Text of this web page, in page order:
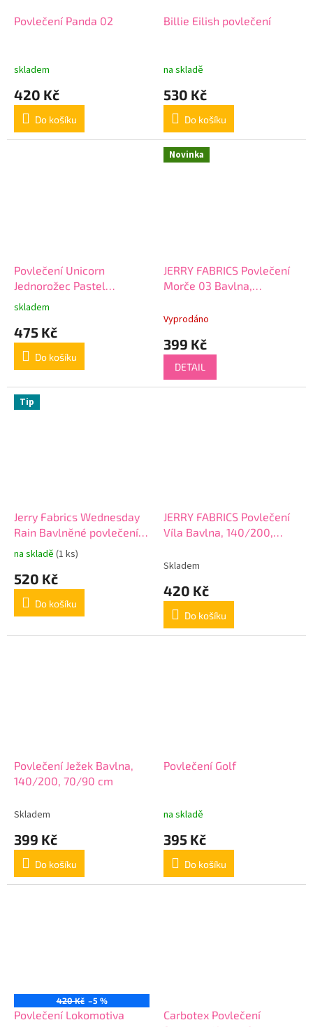
Povlečení Panda 02
skladem
420 Kč
Do košíku
Billie Eilish povlečení
na skladě
530 Kč
Do košíku
Povlečení Unicorn
Jednorožec Pastel
Rainbow
Průměrné
produktu
5,0
5
hvězdiček.
skladem
475 Kč
Do košíku
Novinka
JERRY FABRICS Povlečení
Morče 03 Bavlna,
Vyprodáno
399 Kč
DETAIL
Tip
Jerry Fabrics Wednesday
Rain Bavlněné povlečení
140x200 + 70x90 cm
Průměrné
produktu
5,0
5
na skladě (1 ks)
520 Kč
Do košíku
JERRY FABRICS Povlečení
Víla Bavlna, 140/200,
Skladem
420 Kč
Do košíku
Povlečení Ježek Bavlna,
140/200, 70/90 cm
Skladem
399 Kč
Do košíku
Povlečení Golf
na skladě
395 Kč
Do košíku
420 Kč –5 %
Povlečení Lokomotiva
Carbotex Povlečení